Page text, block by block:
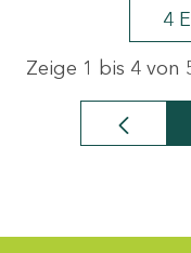
4
Zeige 1 bis 4 von